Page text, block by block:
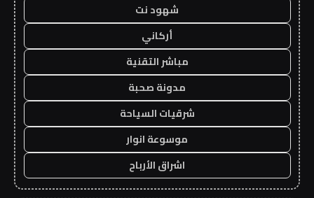
شهود نت
أركاني
مباشر التقنية
مدونة صحبة
شرقيات السياحة
موسوعة انوار
اشراق الأرباح